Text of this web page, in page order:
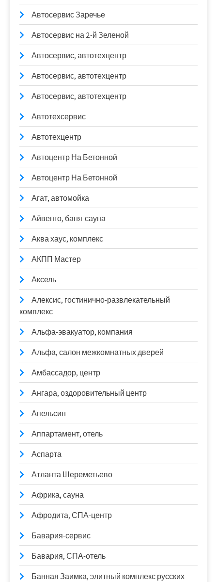
Автосервис Заречье
Автосервис на 2-й Зеленой
Автосервис, автотехцентр
Автосервис, автотехцентр
Автосервис, автотехцентр
Автотехсервис
Автотехцентр
Автоцентр На Бетонной
Автоцентр На Бетонной
Агат, автомойка
Айвенго, баня-сауна
Аква хаус, комплекс
АКПП Мастер
Аксель
Алексис, гостинично-развлекательный
комплекс
Альфа-эвакуатор, компания
Альфа, салон межкомнатных дверей
Амбассадор, центр
Ангара, оздоровительный центр
Апельсин
Аппартамент, отель
Аспарта
Атланта Шереметьево
Африка, сауна
Афродита, СПА-центр
Бавария-сервис
Бавария, СПА-отель
Банная Заимка, элитный комплекс русских